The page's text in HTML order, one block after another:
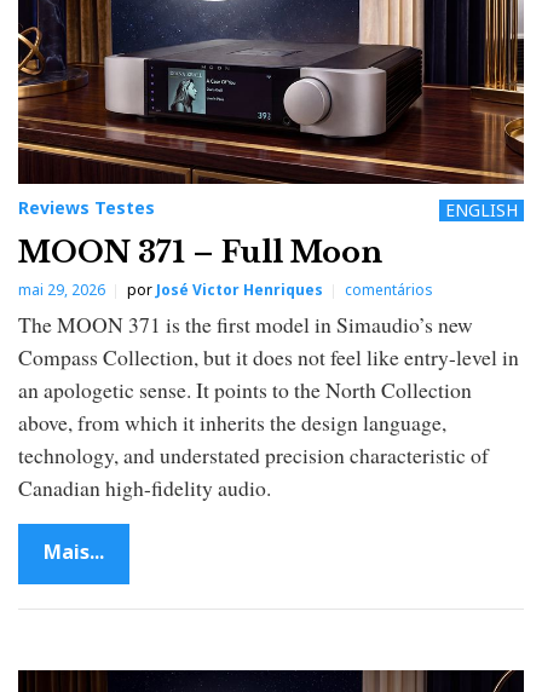
Reviews Testes ENGLISH
MOON 371 – Full Moon
mai 29, 2026 por José Victor Henriques comentários
The MOON 371 is the first model in Simaudio’s new
Compass Collection, but it does not feel like entry-level in
an apologetic sense. It points to the North Collection
above, from which it inherits the design language,
technology, and understated precision characteristic of
Canadian high-fidelity audio.
Mais...